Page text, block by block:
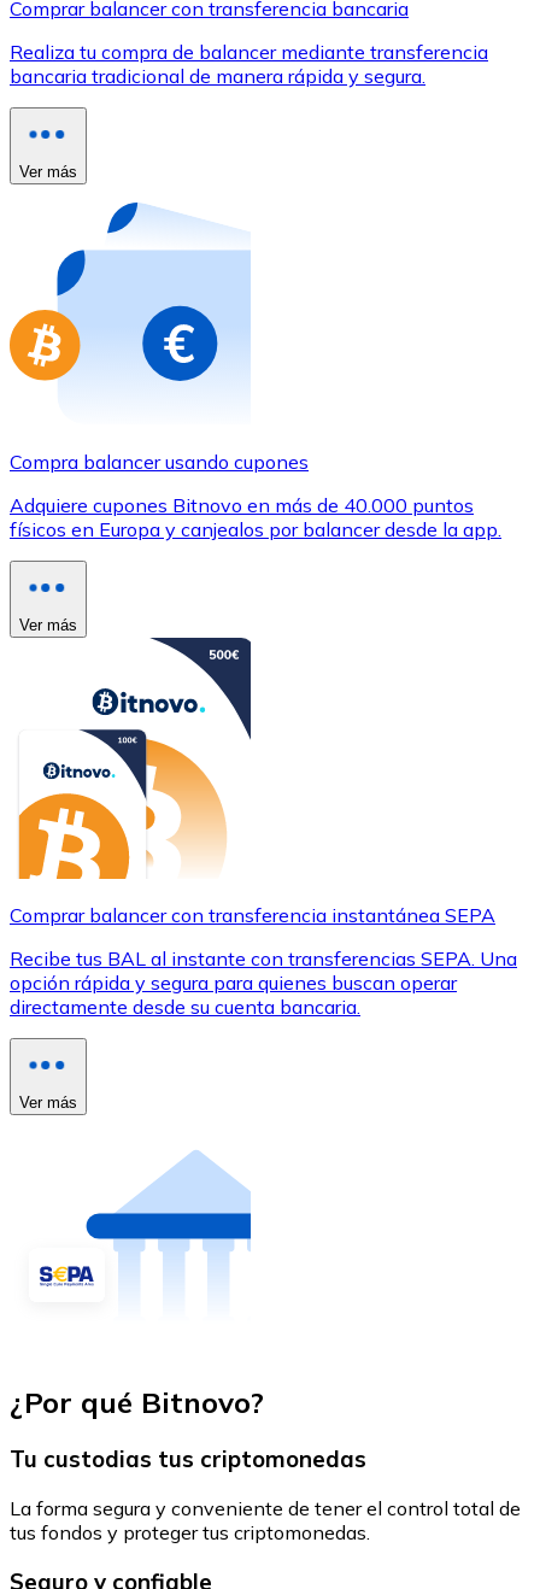
Utiliza tarjetas Visa y Mastercard para comprar
Comprar con tarjeta
Compra tarjetas regalo de tus marcas favoritas con
Ir a la tienda de tarjetas regalo
Comprar balancer con transferencia bancaria
Realiza tu compra de balancer mediante transferencia
bancaria tradicional de manera rápida y segura.
Ver más
Compra balancer usando cupones
Adquiere cupones Bitnovo en más de 40.000 puntos
físicos en Europa y canjealos por balancer desde la app.
Ver más
Comprar balancer con transferencia instantánea SEPA
Recibe tus BAL al instante con transferencias SEPA. Una
opción rápida y segura para quienes buscan operar
directamente desde su cuenta bancaria.
Ver más
¿Por qué Bitnovo?
Tu custodias tus criptomonedas
La forma segura y conveniente de tener el control total de
tus fondos y proteger tus criptomonedas.
Seguro y confiable